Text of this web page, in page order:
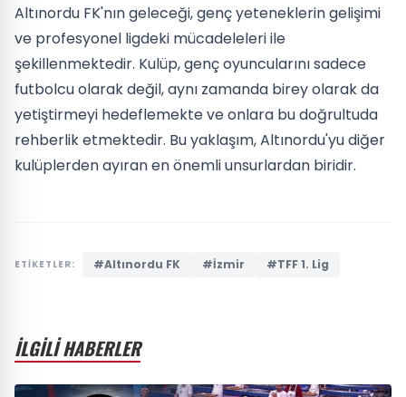
Altınordu FK'nın geleceği, genç yeteneklerin gelişimi
ve profesyonel ligdeki mücadeleleri ile
şekillenmektedir. Kulüp, genç oyuncularını sadece
futbolcu olarak değil, aynı zamanda birey olarak da
yetiştirmeyi hedeflemekte ve onlara bu doğrultuda
rehberlik etmektedir. Bu yaklaşım, Altınordu'yu diğer
kulüplerden ayıran en önemli unsurlardan biridir.
ETİKETLER: #Altınordu FK #İzmir #TFF 1. Lig
İLGİLİ HABERLER